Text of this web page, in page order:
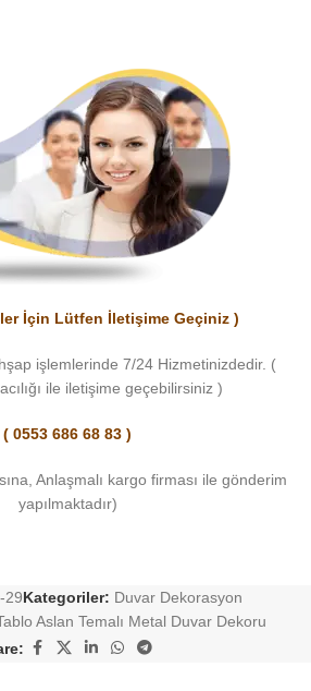
İçin Lütfen İletişime Geçiniz )
işlemlerinde 7/24 Hizmetinizdedir. (
ile iletişime geçebilirsiniz )
( 0553 686 68 83 )
Anlaşmalı kargo firması ile gönderim
yapılmaktadır)
29Kategoriler: Duvar Dekorasyon
Aslan Temalı Metal Duvar Dekoru